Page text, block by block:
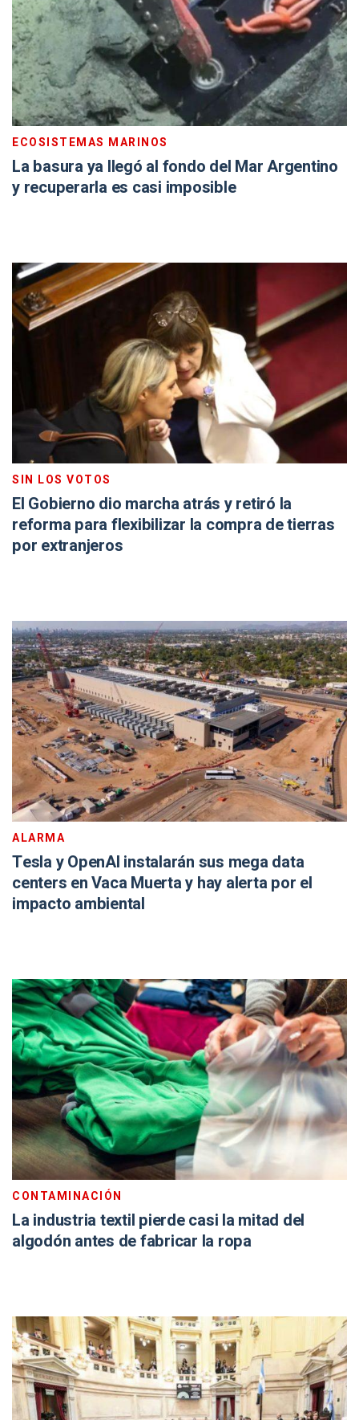
ECOSISTEMAS MARINOS
La basura ya llegó al fondo del Mar Argentino
y recuperarla es casi imposible
SIN LOS VOTOS
El Gobierno dio marcha atrás y retiró la
reforma para flexibilizar la compra de tierras
por extranjeros
ALARMA
Tesla y OpenAI instalarán sus mega data
centers en Vaca Muerta y hay alerta por el
impacto ambiental
CONTAMINACIÓN
La industria textil pierde casi la mitad del
algodón antes de fabricar la ropa